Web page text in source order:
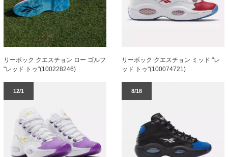
リーボック クエスチョン ロー ゴルフ
"レッド トゥ"(100228246)
リーボック クエスチョン ミッド "レ
ッド トゥ"(100074721)
12/1 8/18